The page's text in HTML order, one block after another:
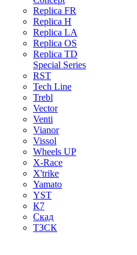
Replica FR
Replica H
Replica LA
Replica OS
Replica TD
Special Series
RST
Tech Line
Trebl
Vector
Venti
Vianor
Vissol
Wheels UP
X-Race
X'trike
Yamato
YST
К7
Скад
ТЗСК